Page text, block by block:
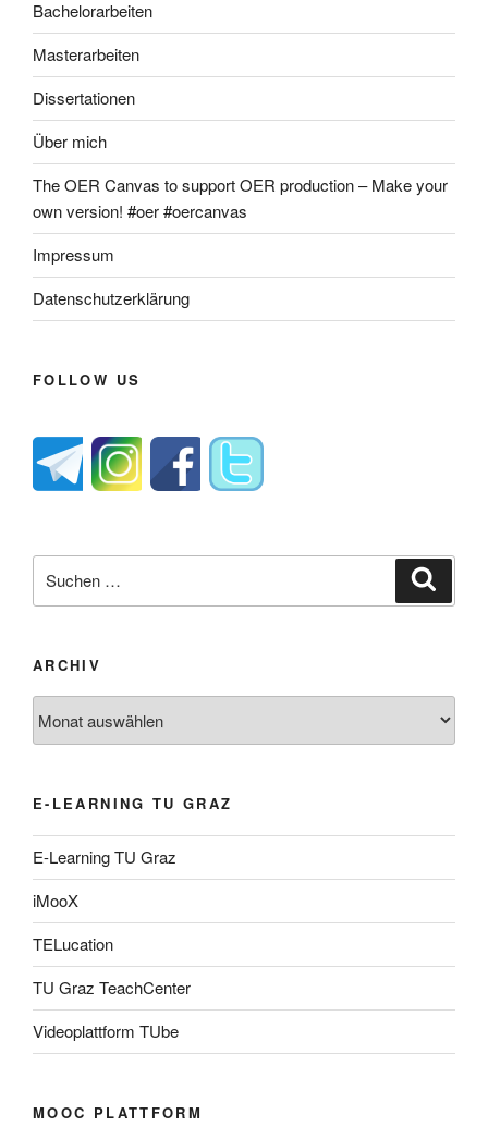
Bachelorarbeiten
Masterarbeiten
Dissertationen
Über mich
The OER Canvas to support OER production – Make your
own version! #oer #oercanvas
Impressum
Datenschutzerklärung
FOLLOW US
nach:
ARCHIV
E-LEARNING TU GRAZ
E-Learning TU Graz
iMooX
TELucation
TU Graz TeachCenter
Videoplattform TUbe
MOOC PLATTFORM